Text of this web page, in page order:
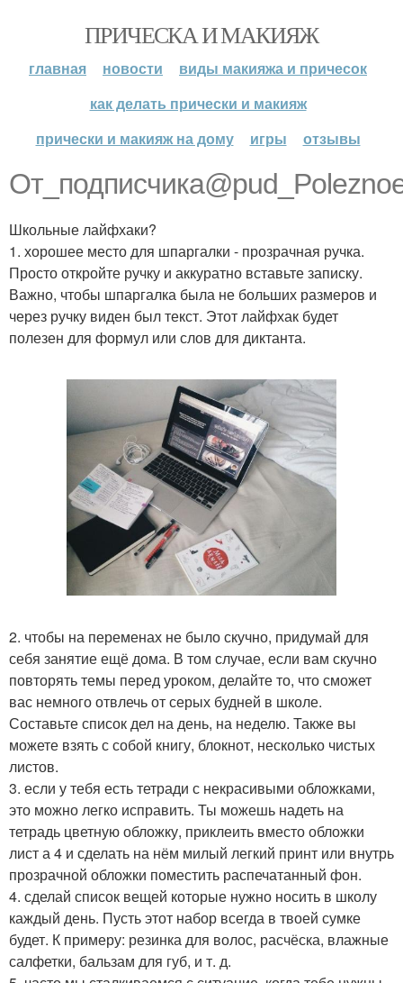
ПРИЧЕСКА И МАКИЯЖ
главная новости
виды макияжа и причесок
как делать прически и макияж
прически и макияж на дому
игры отзывы
Школьные лайфхаки?
1. хорошее место для шпаргалки - прозрачная ручка.
Просто откройте ручку и аккуратно вставьте записку.
Важно, чтобы шпаргалка была не больших размеров и
через ручку виден был текст. Этот лайфхак будет
полезен для формул или слов для диктанта.
2. чтобы на переменах не было скучно, придумай для
себя занятие ещё дома. В том случае, если вам скучно
повторять темы перед уроком, делайте то, что сможет
вас немного отвлечь от серых будней в школе.
Составьте список дел на день, на неделю. Также вы
можете взять с собой книгу, блокнот, несколько чистых
листов.
3. если у тебя есть тетради с некрасивыми обложками,
это можно легко исправить. Ты можешь надеть на
тетрадь цветную обложку, приклеить вместо обложки
лист а 4 и сделать на нём милый легкий принт или внутрь
прозрачной обложки поместить распечатанный фон.
4. сделай список вещей которые нужно носить в школу
каждый день. Пусть этот набор всегда в твоей сумке
будет. К примеру: резинка для волос, расчёска, влажные
салфетки, бальзам для губ, и т. д.